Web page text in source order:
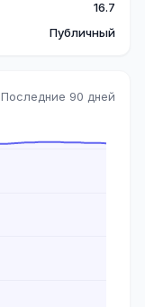
16.7
Публичный
Последние 90 дней